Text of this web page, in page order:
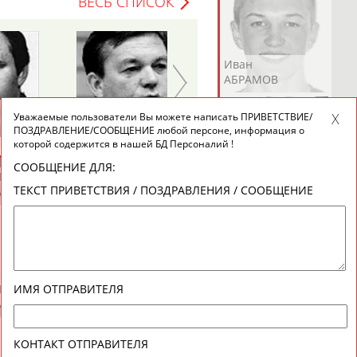
Валерий
АБРАМОВ
Иван
АБРАМОВ
Ирина
АБРАМОВА
АБРАМОВА
Осеп
АБРАМЯН
АБРАРОВ
ТУРЕЦКИЙ
Уважаемые пользователи Вы можете написать ПРИВЕТСТВИЕ/
ПОЗДРАВЛЕНИЕ/СООБЩЕНИЕ любой персоне, информация о
которой содержится в нашей БД Персоналий !
СООБЩЕНИЕ ДЛЯ:
ТЕКСТ ПРИВЕТСТВИЯ / ПОЗДРАВЛЕНИЯ / СООБЩЕНИЕ
ИМЯ ОТПРАВИТЕЛЯ
КОНТАКТ ОТПРАВИТЕЛЯ